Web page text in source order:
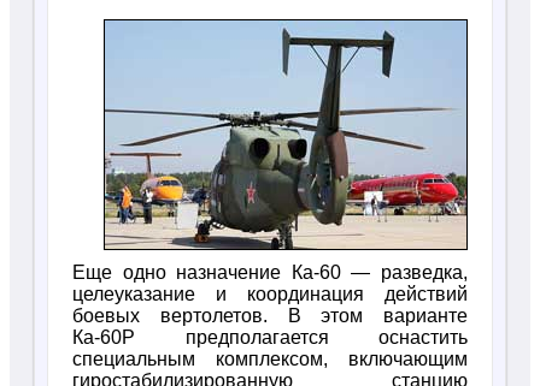
Еще одно назначение Ка-60 — разведка,
целеуказание и координация действий
боевых вертолетов. В этом варианте
Ка-60Р предполагается оснастить
специальным комплексом, включающим
гиростабилизированную станцию